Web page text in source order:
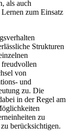
als auch
Lernen zum Einsatz
Strukturen
von
und
zu. Die
in der Regel am
zu
berücksichtigen.